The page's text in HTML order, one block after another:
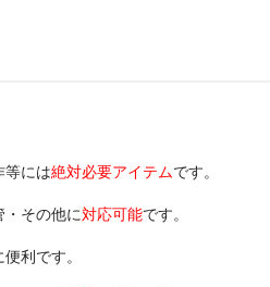
等には絶対必要アイテムです。
・その他に対応可能です。
便利です。